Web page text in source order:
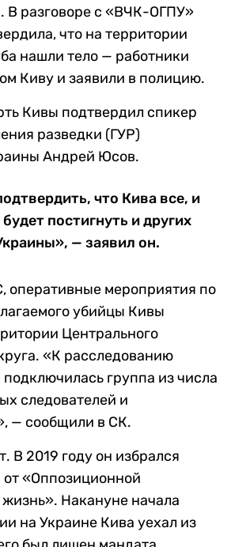
разговоре с «ВЧК-ОГПУ»
что на территории
нашли тело — работники
Киву и заявили в полицию.
Кивы подтвердил спикер
разведки (ГУР)
Андрей Юсов.
что Кива все, и
постигнуть и других
— заявил он.
оперативные мероприятия по
убийцы Кивы
Центрального
«К расследованию
подключилась группа из числа
следователей и
— сообщили в СК.
В 2019 году он избрался
«Оппозиционной
Накануне начала
на Украине Кива уехал из